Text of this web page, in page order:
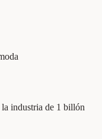
industria de 1 billón